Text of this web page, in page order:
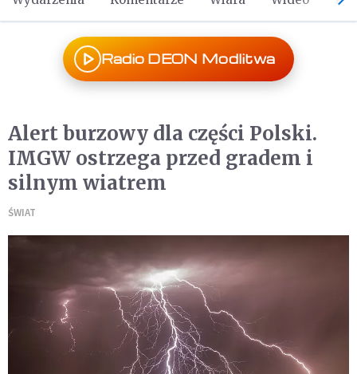
Radio DEON Modlitwa
Alert burzowy dla części Polski.
IMGW ostrzega przed gradem i
silnym wiatrem
ŚWIAT